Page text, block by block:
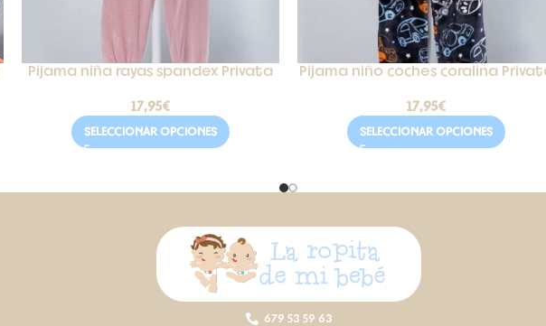
Pijama niña rayas spandex Privata
17,95€
SELECCIONAR OPCIONES
Pijama niño coches coralina
17,95€
SELECCIONAR OPCIONES
679 53 59 63